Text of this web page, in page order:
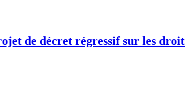
de décret régressif sur les